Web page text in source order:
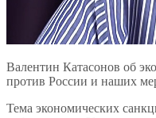
Валентин Катасонов об
против России и наших
Тема экономических